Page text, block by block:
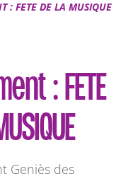
: FETE DE LA MUSIQUE
: FETE
Geniès des